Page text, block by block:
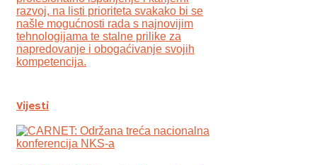
razvoj, na listi prioriteta svakako bi se
našle mogućnosti rada s najnovijim
tehnologijama te stalne prilike za
napredovanje i obogaćivanje svojih
kompetencija.
Vijesti